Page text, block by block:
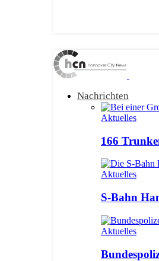
Nachrichten
Aktuelles
166
Aktuelles
S-Bahn
Aktuelles